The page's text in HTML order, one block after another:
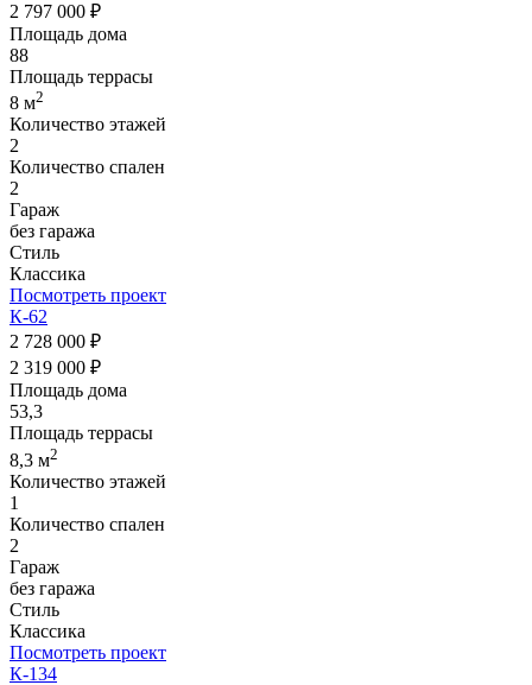
2 797 000 ₽
Площадь дома
88
Площадь террасы
8 м2
Количество этажей
2
Количество спален
2
Гараж
без гаража
Стиль
Классика
Посмотреть проект
К-62
2 728 000 ₽
2 319 000 ₽
Площадь дома
53,3
Площадь террасы
8,3 м2
Количество этажей
1
Количество спален
2
Гараж
без гаража
Стиль
Классика
Посмотреть проект
К-134